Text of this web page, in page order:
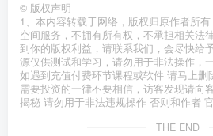
© 版权声明
1、本内容转载于网络，版权归原作者所
空间服务，不拥有所有权，不承担相关法
到你的版权利益，请联系我们，会尽快给
源仅供测试和学习，请勿用于非法操作，
如遇到充值付费环节课程或软件 请马上
需要投资的一律不要相信，访客发现请向
揭秘 请勿用于非法违规操作 否则和作者
THE END